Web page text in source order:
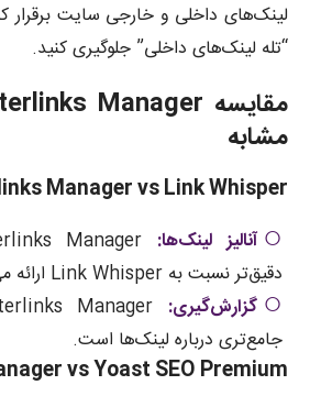
لینک‌های داخلی و خارجی سایت برقرار
“تله لینک‌های داخلی” جلوگیری کنید.
مشابه
Manager vs Link Whisper
آنالیز لینک‌ها:
دقیق‌تر نسبت به Link Whisper ارائه می‌دهد.
گزارش‌گیری:
جامع‌تری درباره لینک‌ها است.
vs Yoast SEO Premium